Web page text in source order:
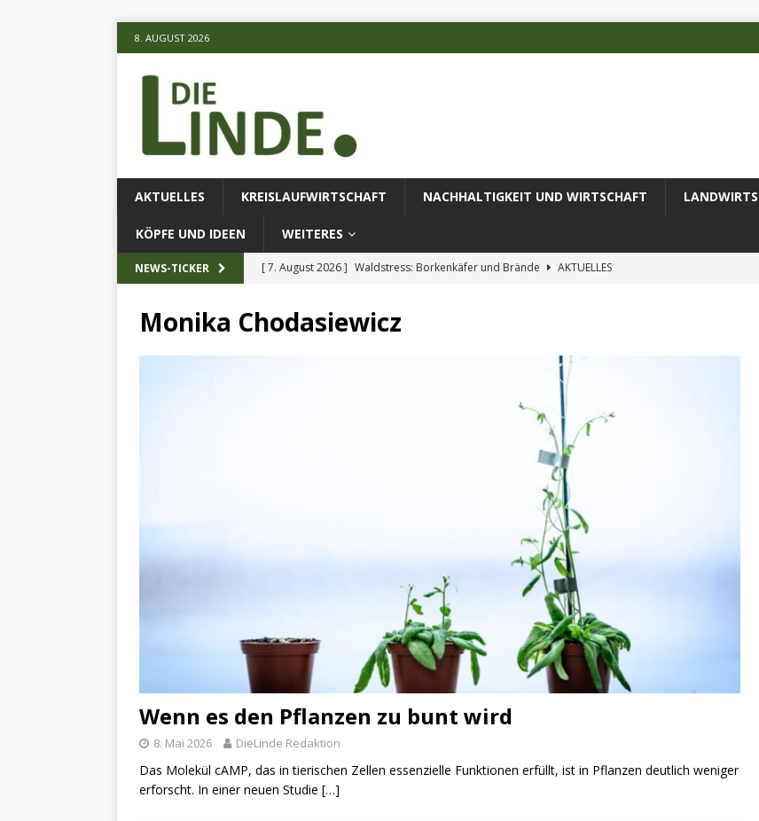
8. AUGUST 2026
AKTUELLES KREISLAUFWIRTSCHAFT NACHHALTIGKEIT UND WIRTSCHAFT
KÖPFE UND IDEEN WEITERES
NEWS-TICKER [ 7. August 2026 ] Waldstress: Borkenkäfer und Brände
AKTUELLES
[ 7. August 2026 ] KI-Methode erfolgreich zur Untersuchung komplexer Umweltproben
Monika Chodasiewicz
Wenn es den Pflanzen zu bunt wird
8. Mai 2026 DieLinde Redaktion
Das Molekül cAMP, das in tierischen Zellen essenzielle Funktionen erfüllt, ist in Pflanzen deutlich weniger
erforscht. In einer neuen Studie […]